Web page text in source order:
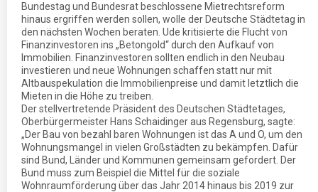
Bundestag und Bundesrat beschlossene Mietrechtsreform
hinaus ergriffen werden sollen, wolle der Deutsche Städtetag in
den nächsten Wochen beraten. Ude kritisierte die Flucht von
Finanzinvestoren ins „Betongold“ durch den Aufkauf von
Immobilien. Finanzinvestoren sollten endlich in den Neubau
investieren und neue Wohnungen schaffen statt nur mit
Altbauspekulation die Immobilienpreise und damit letztlich die
Mieten in die Höhe zu treiben.
Der stellvertretende Präsident des Deutschen Städtetages,
Oberbürgermeister Hans Schaidinger aus Regensburg, sagte:
„Der Bau von bezahl baren Wohnungen ist das A und O, um den
Wohnungsmangel in vielen Großstädten zu bekämpfen. Dafür
sind Bund, Länder und Kommunen gemeinsam gefordert. Der
Bund muss zum Beispiel die Mittel für die soziale
Wohnraumförderung über das Jahr 2014 hinaus bis 2019 zur